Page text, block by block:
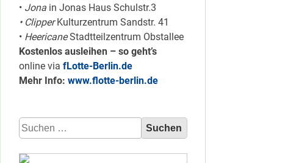
• Jona in Jonas Haus Schulstr.3
• ClipperKulturzentrum Sandstr. 41
• HeericaneStadtteilzentrum Obstallee
Kostenlos ausleihen – so geht’s
online via fLotte-Berlin.de
Mehr Info: www.flotte-berlin.de
Suchen
nach: